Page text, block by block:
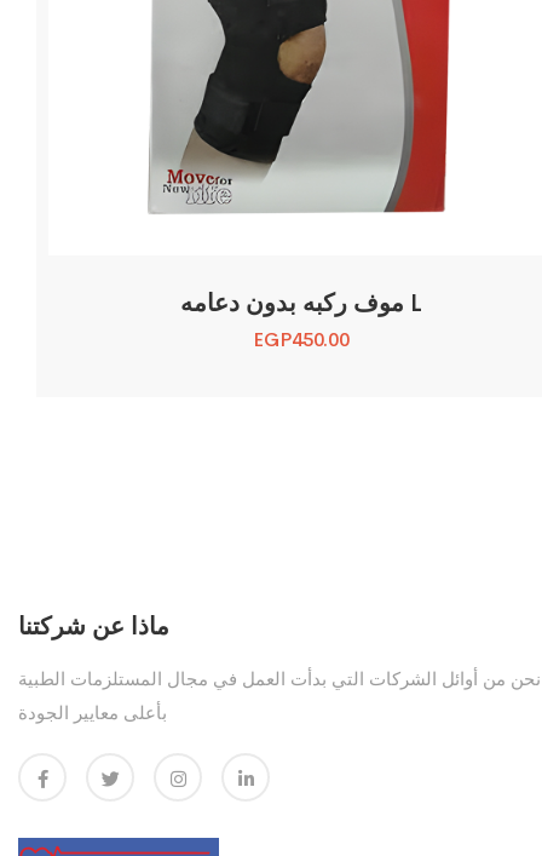
موف ركبه بدون دعامه L
EGP450.00
ماذا عن شركتنا
نحن من أوائل الشركات التي بدأت العمل في مجال المستلزمات الطبية
بأعلى معايير الجودة